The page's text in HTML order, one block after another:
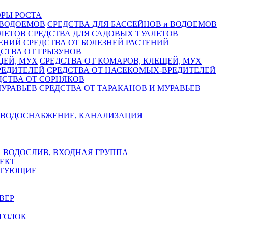
РОСТА
СРЕДСТВА ДЛЯ БАССЕЙНОВ и ВОДОЕМОВ
СРЕДСТВА ДЛЯ САДОВЫХ ТУАЛЕТОВ
СРЕДСТВА ОТ БОЛЕЗНЕЙ РАСТЕНИЙ
ОТ ГРЫЗУНОВ
СРЕДСТВА ОТ КОМАРОВ, КЛЕЩЕЙ, МУХ
СРЕДСТВА ОТ НАСЕКОМЫХ-ВРЕДИТЕЛЕЙ
ОТ СОРНЯКОВ
СРЕДСТВА ОТ ТАРАКАНОВ И МУРАВЬЕВ
ВОДОСНАБЖЕНИЕ, КАНАЛИЗАЦИЯ
ВОДОСЛИВ, ВХОДНАЯ ГРУППА